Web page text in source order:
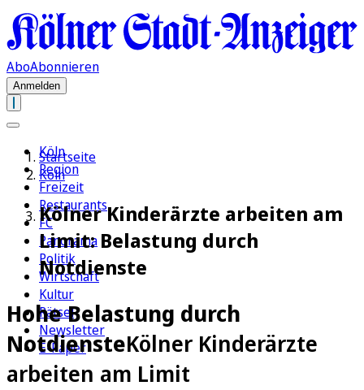
AboAbonnieren
Anmelden
Köln
Region
Freizeit
Restaurants
FC
Panorama
Politik
Wirtschaft
Kultur
Rätsel
Newsletter
E-Paper
Startseite
Köln
Kölner Kinderärzte arbeiten am
Limit: Belastung durch
Notdienste
Hohe Belastung durch
NotdiensteKölner Kinderärzte
arbeiten am Limit